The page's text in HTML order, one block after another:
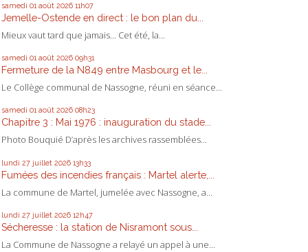
samedi 01 août 2026 11h07
Jemelle-Ostende en direct : le bon plan du...
Mieux vaut tard que jamais... Cet été, la...
samedi 01 août 2026 09h31
Fermeture de la N849 entre Masbourg et le...
Le Collège communal de Nassogne, réuni en séance...
samedi 01 août 2026 08h23
Chapitre 3 : Mai 1976 : inauguration du stade...
Photo Bouquié D’après les archives rassemblées...
lundi 27 juillet 2026 13h33
Fumées des incendies français : Martel alerte,...
La commune de Martel, jumelée avec Nassogne, a...
lundi 27 juillet 2026 12h47
Sécheresse : la station de Nisramont sous...
La Commune de Nassogne a relayé un appel à une...